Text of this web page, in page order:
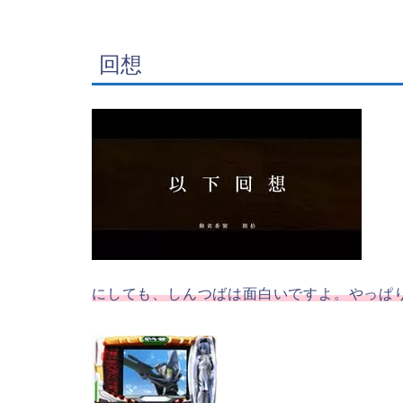
回想
にしても、しんつばは面白いですよ。やっぱ